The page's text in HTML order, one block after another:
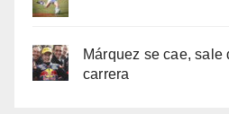
Márquez se cae, sale
carrera